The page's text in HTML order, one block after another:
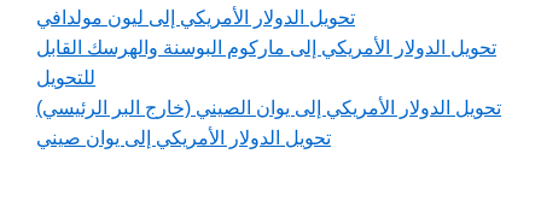
تحويل الدولار الأمريكي إلى ليون مولدافي
تحويل الدولار الأمريكي إلى ماركوم البوسنة والهرسك القابل
للتحويل
تحويل الدولار الأمريكي إلى يوان الصيني (خارج البر الرئيسي)
تحويل الدولار الأمريكي إلى يوان صيني